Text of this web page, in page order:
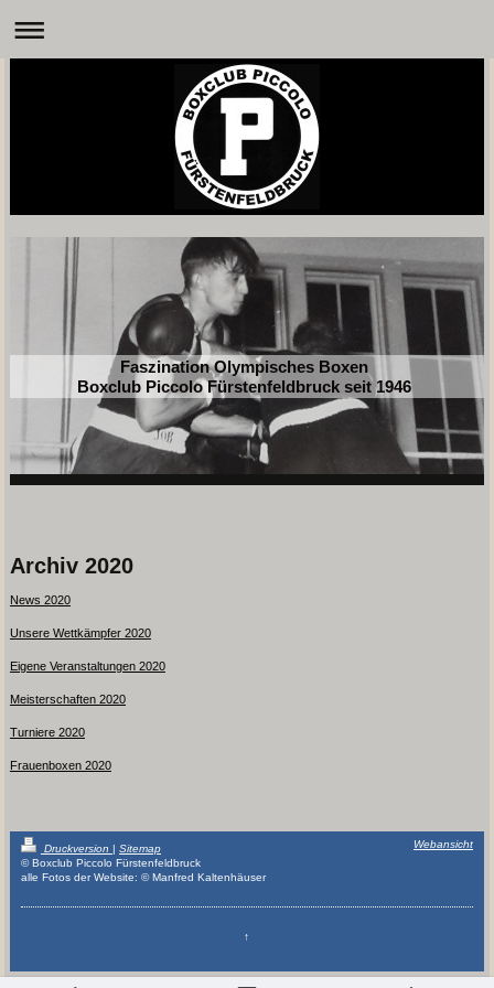
Faszination Olympisches Boxen
Boxclub Piccolo Fürstenfeldbruck seit 1946
Archiv 2020
News 2020
Unsere Wettkämpfer 2020
Eigene Veranstaltungen 2020
Meisterschaften 2020
Turniere 2020
Frauenboxen 2020
Druckversion
Sitemap
© Boxclub Piccolo Fürstenfeldbruck
alle Fotos der Website: © Manfred Kaltenhäuser
Webansicht
↑